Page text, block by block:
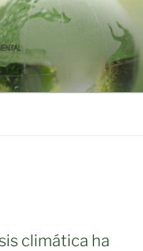
y Medioambiental
climática ha